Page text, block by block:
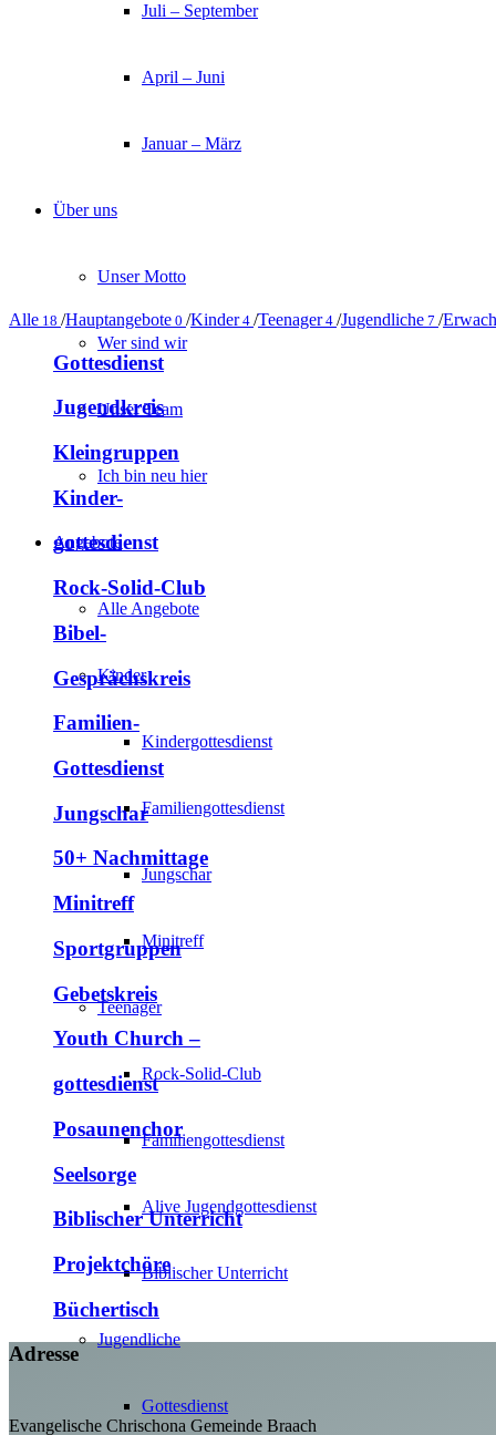
Juli – September
April – Juni
Januar – März
Über uns
Unser Motto
Wer sind wir
Unser Team
Ich bin neu hier
Angebote
Alle Angebote
Kinder
Kindergottesdienst
Familiengottesdienst
Jungschar
Minitreff
Teenager
Rock-Solid-Club
Familiengottesdienst
Alive Jugendgottesdienst
Biblischer Unterricht
Jugendliche
Gottesdienst
Alle 18 /Hauptangebote 0 /Kinder4 /Teenager4 /Jugendliche 7 /
Gottesdienst
Jugendkreis
Kleingruppen
Kinder-
gottesdienst
Rock-Solid-Club
Bibel-
Gesprächskreis
Familien-
Gottesdienst
Jungschar
50+ Nachmittage
Minitreff
Sportgruppen
Gebetskreis
Youth Church –
gottesdienst
Posaunenchor
Seelsorge
Biblischer Unterricht
Projektchöre
Büchertisch
Adresse
Evangelische Chrischona Gemeinde Braach